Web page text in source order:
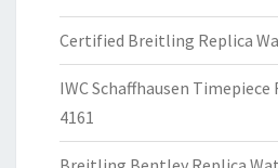
Certified Breitling Replica
IWC Schaffhausen Timepiece
4161